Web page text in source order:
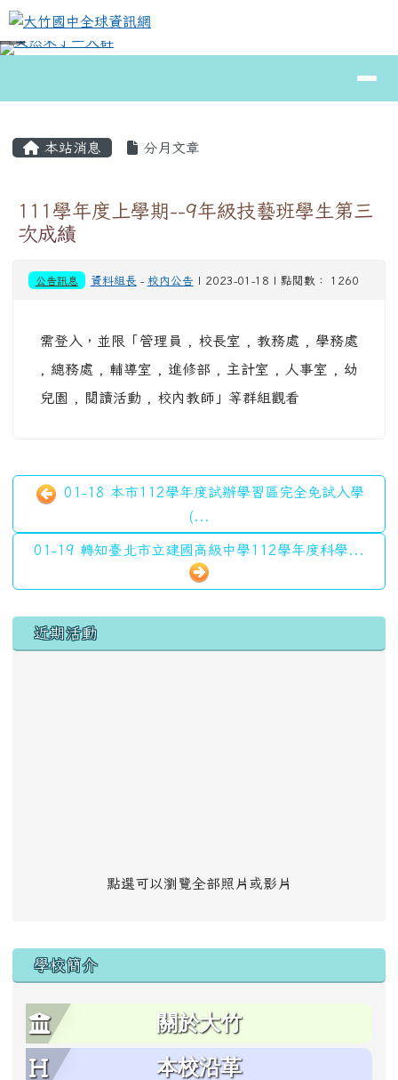
跳至主內容區
大竹國中全球資訊網
⏸
本站消息 分月文章
111學年度上學期--9年級技藝班學生第三
次成績
公告訊息 資料組長 - 校內公告 | 2023-01-18 | 點閱數： 1260
需登入，並限「管理員 , 校長室 , 教務處 , 學務處
, 總務處 , 輔導室 , 進修部 , 主計室 , 人事室 , 幼
兒園 , 閱讀活動 , 校內教師」等群組觀看
01-18 本市112學年度試辦學習區完全免試入學
(...
01-19 轉知臺北市立建國高級中學112學年度科學...
左邊區域內容
近期活動
點選可以瀏覽全部照片或影片
學校簡介
關於大竹
本校沿革